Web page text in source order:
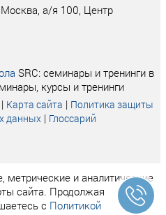
Москва, а/я 100, Центр
SRC: семинары и тренинги в
курсы и тренинги
| Карта сайта | Политика защиты
данных | Глоссарий
и аналитические
сайта. Продолжая
с Политикой